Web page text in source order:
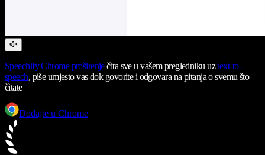
Speechify Chrome proširenječita sve u vašem pregledniku uztext-to-
speech, piše umjesto vas dok govorite i odgovara na pitanja o svemu što
čitate
Dodajte u Chrome